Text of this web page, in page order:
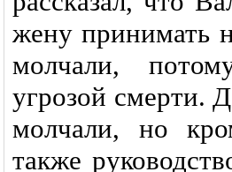
жену принимать
молчали,
угрозой смерти.
молчали, но
также